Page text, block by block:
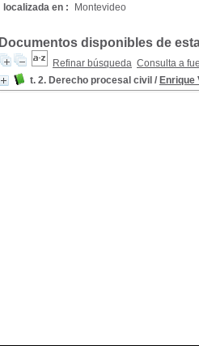
localizada en : Montevideo
Documentos disponibles de
Refinar búsqueda Consulta a
t. 2. Derecho procesal civil / Enrique